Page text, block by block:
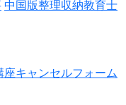
中国版整理収納教育士
座キャンセルフォーム